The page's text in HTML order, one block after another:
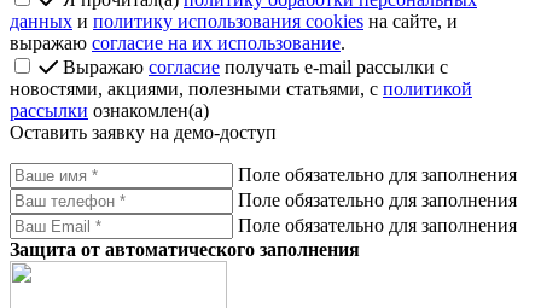
данных и политику использования cookies на сайте, и
выражаю согласие на их использование.
Выражаю согласие получать e-mail рассылки с
новостями, акциями, полезными статьями, с политикой
рассылки ознакомлен(а)
Оставить заявку на демо-доступ
Поле обязательно для заполнения
Поле обязательно для заполнения
Поле обязательно для заполнения
Защита от автоматического заполнения